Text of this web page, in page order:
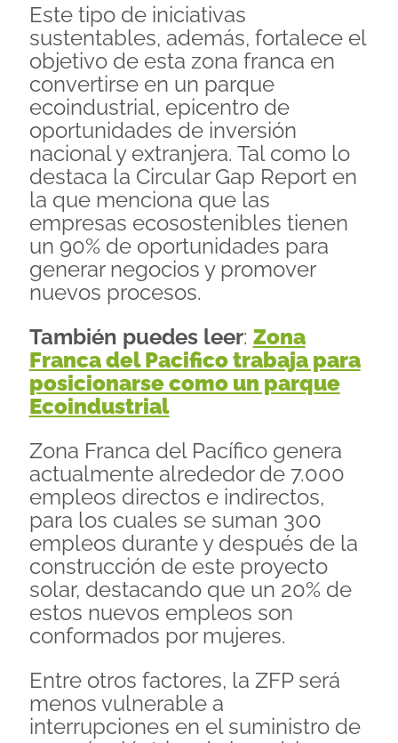
Este tipo de iniciativas
sustentables, además, fortalece el
objetivo de esta zona franca en
convertirse en un parque
ecoindustrial, epicentro de
oportunidades de inversión
nacional y extranjera. Tal como lo
destaca la Circular Gap Report en
la que menciona que las
empresas ecosostenibles tienen
un 90% de oportunidades para
generar negocios y promover
nuevos procesos.
También puedes leer: Zona
Franca del Pacifico trabaja para
posicionarse como un parque
Ecoindustrial
Zona Franca del Pacífico genera
actualmente alrededor de 7.000
empleos directos e indirectos,
para los cuales se suman 300
empleos durante y después de la
construcción de este proyecto
solar, destacando que un 20% de
estos nuevos empleos son
conformados por mujeres.
Entre otros factores, la ZFP será
menos vulnerable a
interrupciones en el suministro de